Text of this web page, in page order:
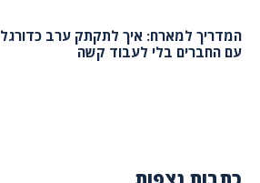
המדריך למארח: איך לתקתק ערב כדורגל
עם החברים בלי לעבוד קשה